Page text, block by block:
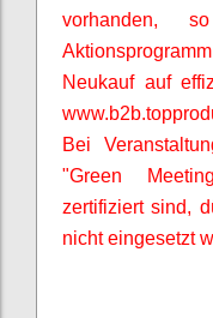
vorhanden,
Neukauf auf
Bei
"Green
zertifiziert sind,
nicht eingesetzt